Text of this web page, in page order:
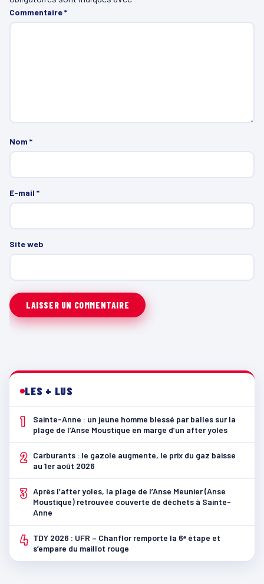
Commentaire*
Nom *
E-mail *
Site web
LES + LUS
1
Sainte-Anne : un jeune homme blessé par balles sur la
plage de l’Anse Moustique en marge d’un after yoles
2
Carburants : le gazole augmente, le prix du gaz baisse
au 1er août 2026
3 Après l’after yoles, la plage de l’Anse Meunier (Anse
Moustique) retrouvée couverte de déchets à Sainte-
Anne
4 TDY 2026 : UFR – Chanflor remporte la 6ᵉ étape et
s’empare du maillot rouge